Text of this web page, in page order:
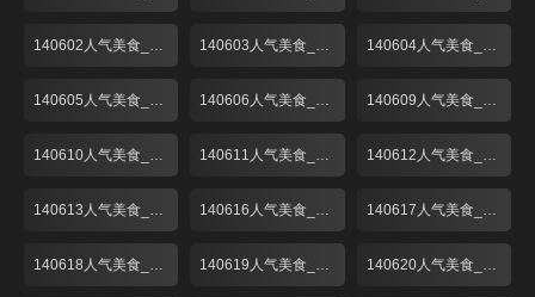
140602人气美食_001 140603人气美食_001 140604人气美食_001
140605人气美食_001 140606人气美食_001 140609人气美食_001
140610人气美食_001 140611人气美食_001 140612人气美食_001
140613人气美食_001 140616人气美食_001 140617人气美食_001
140618人气美食_001 140619人气美食_001 140620人气美食_001